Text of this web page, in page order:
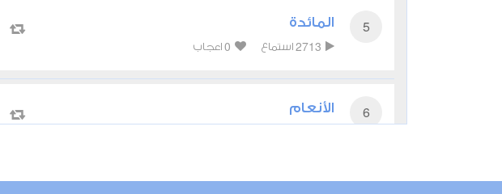
5 المائدة
2713 استماع 0 اعجاب
6 الأنعام